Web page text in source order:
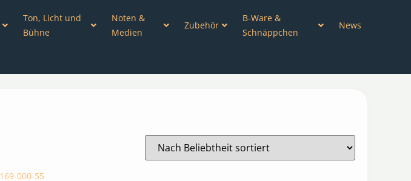
Ton, Licht und
Bühne
Noten &
Medien
Zubehör
B-Ware &
Schnäppchen
News